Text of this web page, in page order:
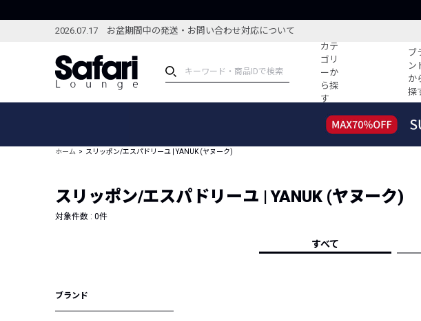
2026.07.17 お盆期間中の発送・お問い合わせ対応について
カテ
ゴリ
ーか
ら探
す
ブ
ン
か
探
ブランドから探す
新着アイテム
編集部のおすすめアイテム
特集記事
コーディネート
すべて
ーデ紹介
HOT
人気
ホーム スリッポン/エスパドリーユ | YANUK (ヤヌーク)
スリッポン/エスパドリーユ | YANUK (ヤヌーク)
対象件数 : 0件
すべて
ブランド